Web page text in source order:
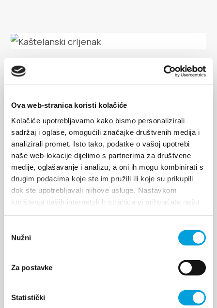
Ova web-stranica koristi kolačiće
Kolačiće upotrebljavamo kako bismo personalizirali
sadržaj i oglase, omogućili značajke društvenih medija i
analizirali promet. Isto tako, podatke o vašoj upotrebi
naše web-lokacije dijelimo s partnerima za društvene
medije, oglašavanje i analizu, a oni ih mogu kombinirati s
drugim podacima koje ste im pružili ili koje su prikupili
dok ste upotrebljavali njihove usluge. Nastavkom
korištenja naših internetskih stranica vi prihvaćate našu
pristanka
Nužni
Za postavke
Statistički
Kaštelanski crljenak
domače in tuje vinogradniške javnosti. Ugotovljeno
je bilo namreč, da imata kaštelanski crljenak in
ameriška sorta zinfandel identičen genetski profil
oziroma da gre za enako vinsko sorto, kar je...
RAZIŠČITE
Nostalgija – Dnevi tradicije